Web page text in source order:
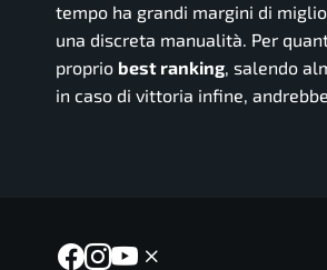
tempo ha grandi margini di
una discreta manualità. Per
proprio best ranking, salendo
in caso di vittoria infine,